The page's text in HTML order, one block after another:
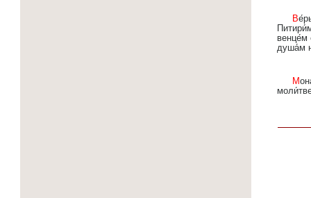
Ве́ры и благоче́стия наста́вниче,/ Це́ркве свети́льниче, мона́шествующих о́бразе,/ святи́телю
венце́м
душа́м
Мона́хов наста́вника изря́дна/ и святи́теля всем лю́дем ми́лостива,/ чудотво́рца преди́вна и